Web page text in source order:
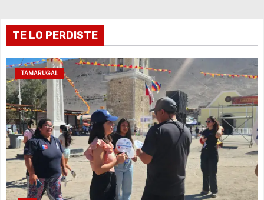
r
a
d
a
s
TE LO PERDISTE
TAMARUGAL